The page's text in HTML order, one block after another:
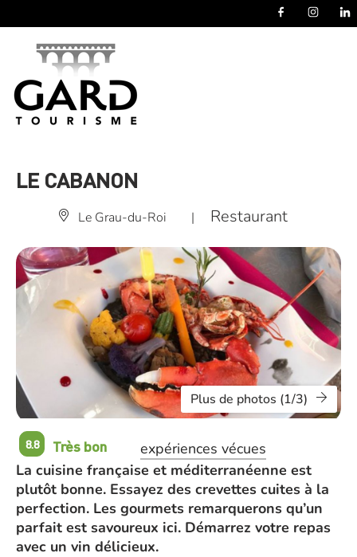
LE CABANON
Le Grau-du-Roi | Restaurant
Plus de photos (1/3)
8.8 Très bon
expériences vécues
La cuisine française et méditerranéenne est
plutôt bonne. Essayez des crevettes cuites à la
perfection. Les gourmets remarquerons qu’un
parfait est savoureux ici. Démarrez votre repas
avec un vin délicieux.